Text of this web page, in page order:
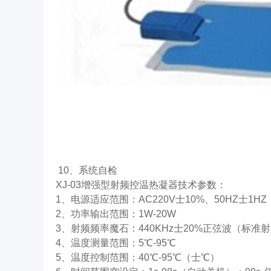
10、系统自检
XJ-03增强型射频控温热凝器技术参数：
1、电源适应范围：AC220V士10%、50HZ士1HZ
2、功率输出范围：1W-20W
3、射频频率魔石：440KHz士20%正弦波（标准
4、温度测量范围：5℃-95℃
5、温度控制范围：40℃-95℃（士℃）